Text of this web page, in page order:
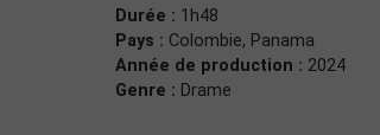
Durée : 1h48
Pays : Colombie, Panama
Année de production : 2024
Genre : Drame